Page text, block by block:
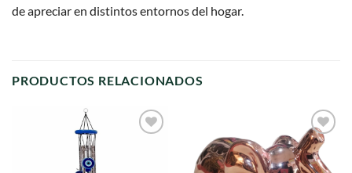
de apreciar en distintos entornos del hogar.
PRODUCTOS RELACIONADOS
Agregar
a
favoritos